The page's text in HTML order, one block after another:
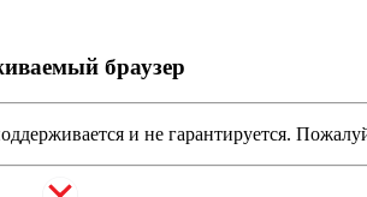
браузер
и не гарантируется.